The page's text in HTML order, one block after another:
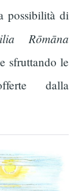
possibilità di
Rōmāna
sfruttando le
dalla